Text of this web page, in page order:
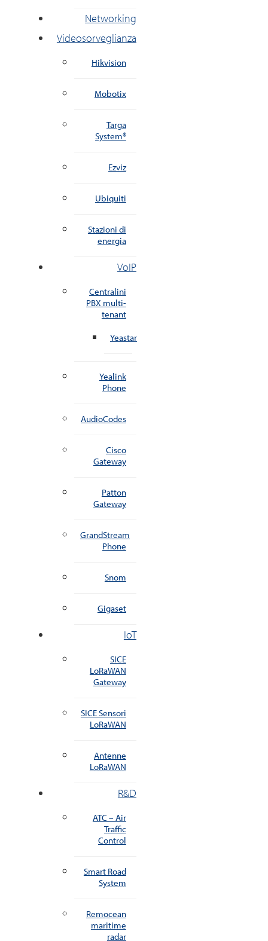
Networking
Videosorveglianza
Hikvision
Mobotix
Targa
System®
Ezviz
Ubiquiti
Stazioni di
energia
VoIP
Centralini
PBX multi-
tenant
Yeastar
Yealink
Phone
AudioCodes
Cisco
Gateway
Patton
Gateway
GrandStream
Phone
Snom
Gigaset
IoT
SICE
LoRaWAN
Gateway
SICE Sensori
LoRaWAN
Antenne
LoRaWAN
R&D
ATC – Air
Traffic
Control
Smart Road
System
Remocean
maritime
radar